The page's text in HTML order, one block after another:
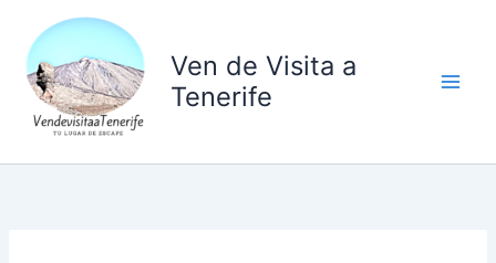
contenido
Ven de Visita a
Tenerife